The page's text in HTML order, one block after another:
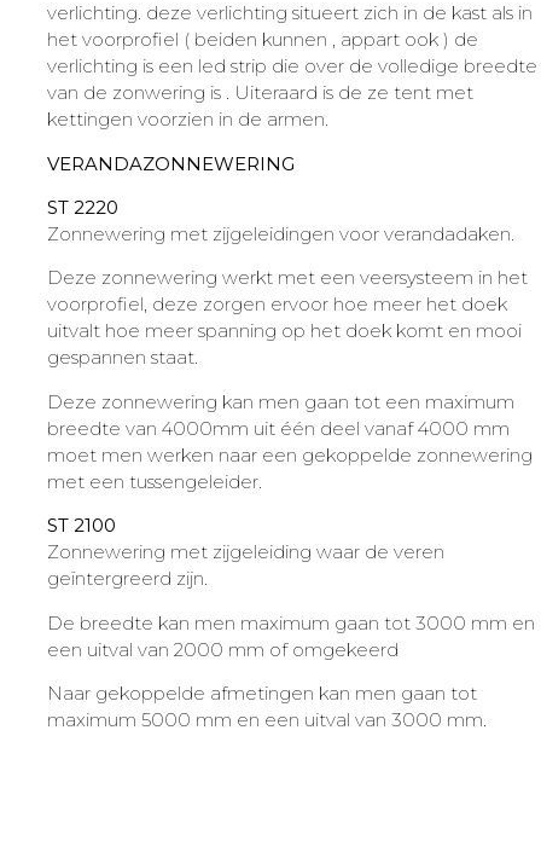
verlichting. deze verlichting situeert zich in de kast als in
het voorprofiel ( beiden kunnen , appart ook ) de
verlichting is een led strip die over de volledige breedte
van de zonwering is . Uiteraard is de ze tent met
kettingen voorzien in de armen.
VERANDAZONNEWERING
ST 2220
Zonnewering met zijgeleidingen voor verandadaken.
Deze zonnewering werkt met een veersysteem in het
voorprofiel, deze zorgen ervoor hoe meer het doek
uitvalt hoe meer spanning op het doek komt en mooi
gespannen staat.
Deze zonnewering kan men gaan tot een maximum
breedte van 4000mm uit één deel vanaf 4000 mm
moet men werken naar een gekoppelde zonnewering
met een tussengeleider.
ST 2100
Zonnewering met zijgeleiding waar de veren
geïntergreerd zijn.
De breedte kan men maximum gaan tot 3000 mm en
een uitval van 2000 mm of omgekeerd
Naar gekoppelde afmetingen kan men gaan tot
maximum 5000 mm en een uitval van 3000 mm.